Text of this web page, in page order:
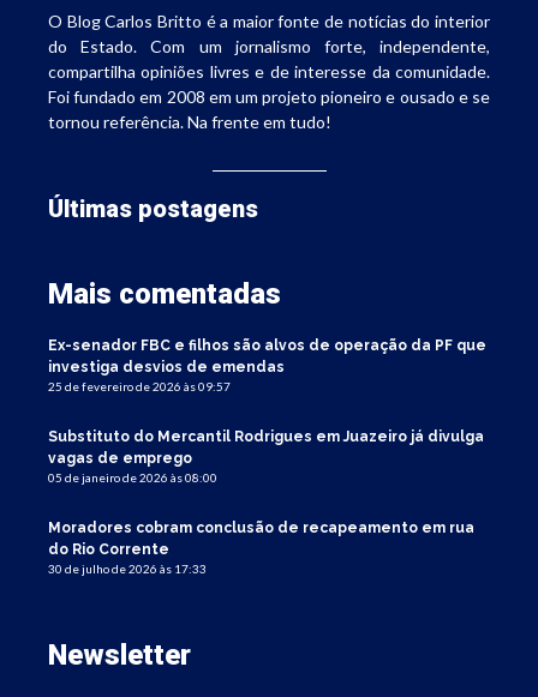
O Blog Carlos Britto é a maior fonte de notícias do interior
do Estado. Com um jornalismo forte, independente,
compartilha opiniões livres e de interesse da comunidade.
Foi fundado em 2008 em um projeto pioneiro e ousado e se
tornou referência. Na frente em tudo!
Últimas postagens
Mais comentadas
Ex-senador FBC e filhos são alvos de operação da PF que
investiga desvios de emendas
25 de fevereiro de 2026 às 09:57
Substituto do Mercantil Rodrigues em Juazeiro já divulga
vagas de emprego
05 de janeiro de 2026 às 08:00
Moradores cobram conclusão de recapeamento em rua
do Rio Corrente
30 de julho de 2026 às 17:33
Newsletter